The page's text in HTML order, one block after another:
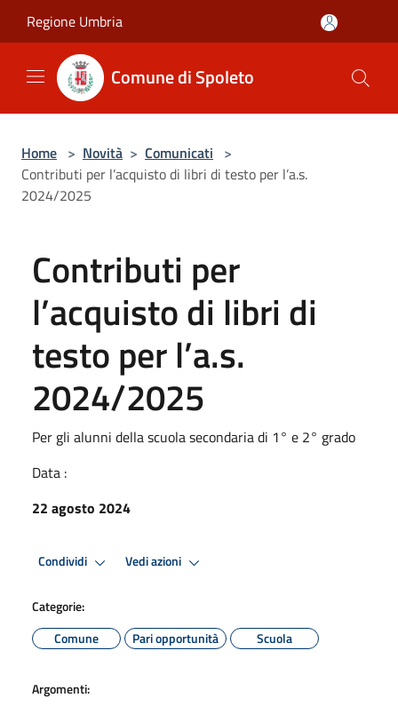
Regione Umbria
Comune di Spoleto
Home > Novità > Comunicati >
Contributi per l’acquisto di libri di testo per l’a.s.
2024/2025
Contributi per
l’acquisto di libri di
testo per l’a.s.
2024/2025
Per gli alunni della scuola secondaria di 1° e 2° grado
Data :
22 agosto 2024
Condividi Vedi azioni
Categorie:
Comune
Pari opportunità Scuola
Argomenti: